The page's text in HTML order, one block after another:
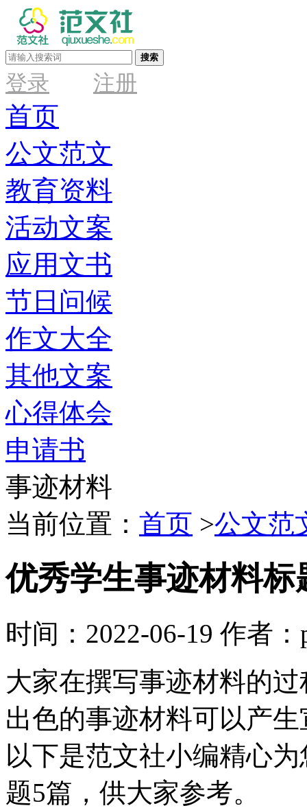
搜索
登录 注册
首页
公文范文
教育资料
活动文案
应用文书
节日问候
作文大全
其他文案
心得体会
申请书
事迹材料
当前位置： 首页 >公文范
优秀学生事迹材料标
时间：2022-06-19 作者：
大家在撰写事迹材料的
出色的事迹材料可以产
以下是范文社小编精心
题5篇，供大家参考。